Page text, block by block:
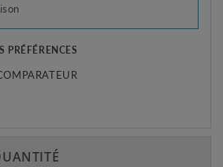
PRÉFÉRENCES